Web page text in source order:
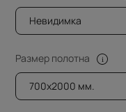
Невидимка
Размер полотна
700x2000 мм.